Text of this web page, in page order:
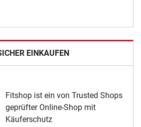
EINKAUFEN
Fitshop ist ein von Trusted Shops
geprüfter Online-Shop mit
Käuferschutz